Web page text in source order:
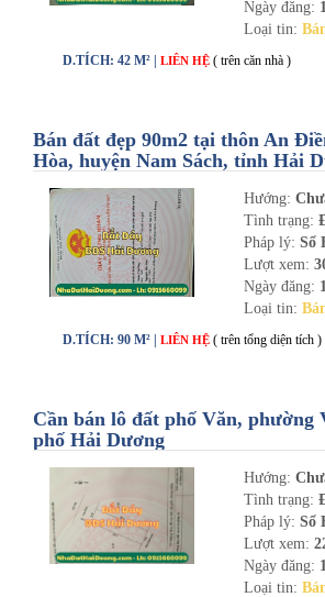
Ngày đăng:
Loại tin:
D.TÍCH: 42 M² | LIÊN HỆ ( trên căn nhà )
Bán đất đẹp 90m2 tại thôn An
Hòa, huyện Nam Sách, tỉnh Hải
Hướng:
Tình trạng:
Pháp lý: Sổ
Lượt xem:
Ngày đăng:
Loại tin:
D.TÍCH: 90 M² | LIÊN HỆ ( trên tổng diện tích )
Cần bán lô đất phố Văn, phường
phố Hải Dương
Hướng:
Tình trạng:
Pháp lý: Sổ
Lượt xem:
Ngày đăng:
Loại tin: